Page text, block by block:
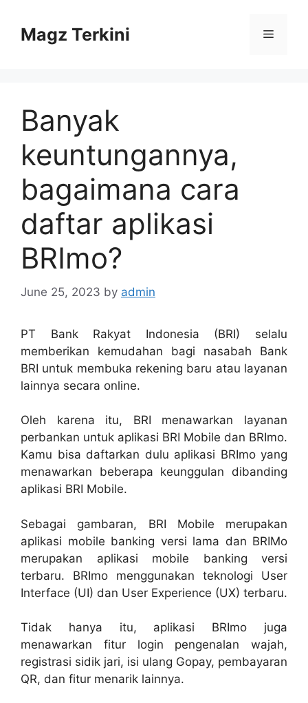
contentMagz Terkini Menu
Banyak
keuntungannya,
bagaimana cara
daftar aplikasi
BRImo?
June 25, 2023 by admin
PT Bank Rakyat Indonesia (BRI) selalu
memberikan kemudahan bagi nasabah Bank
BRI untuk membuka rekening baru atau layanan
lainnya secara online.
Oleh karena itu, BRI menawarkan layanan
perbankan untuk aplikasi BRI Mobile dan BRImo.
Kamu bisa daftarkan dulu aplikasi BRImo yang
menawarkan beberapa keunggulan dibanding
aplikasi BRI Mobile.
Sebagai gambaran, BRI Mobile merupakan
aplikasi mobile banking versi lama dan BRIMo
merupakan aplikasi mobile banking versi
terbaru. BRImo menggunakan teknologi User
Interface (UI) dan User Experience (UX) terbaru.
Tidak hanya itu, aplikasi BRImo juga
menawarkan fitur login pengenalan wajah,
registrasi sidik jari, isi ulang Gopay, pembayaran
QR, dan fitur menarik lainnya.